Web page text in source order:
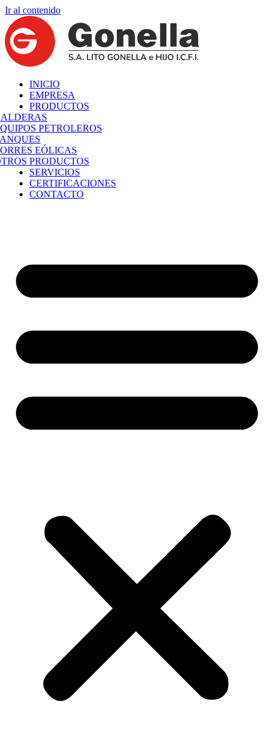
Ir al contenido
INICIO
EMPRESA
PRODUCTOS
PETROLEROS
EÓLICAS
PRODUCTOS
SERVICIOS
CERTIFICACIONES
CONTACTO